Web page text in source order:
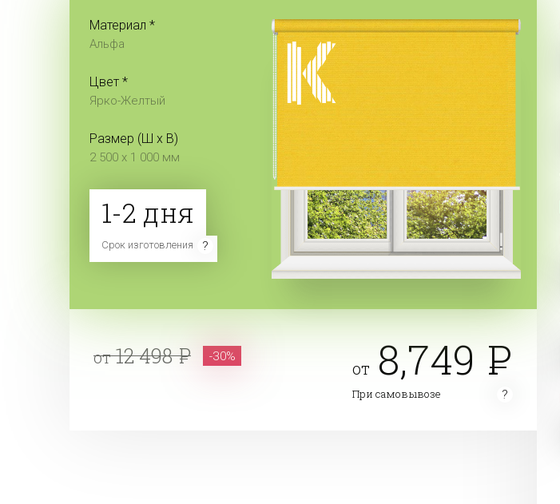
Материал *
Альфа
Цвет *
Ярко-Желтый
Размер (Ш x В)
2 500 x 1 000 мм
1-2 дня
Срок изготовления
от12 498 -30%
от 8,749
При самовывозе